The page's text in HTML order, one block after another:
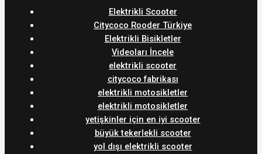
Elektrikli Scooter
Citycoco Rooder Türkiye
Elektrikli Bisikletler
Videoları İncele
elektrikli scooter
citycoco fabrikası
elektrikli motosikletler
elektrikli motosikletler
yetişkinler için en iyi scooter
büyük tekerlekli scooter
yol dışı elektrikli scooter